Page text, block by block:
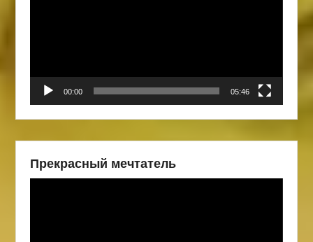
00:00 05:46
Прекрасный мечтатель